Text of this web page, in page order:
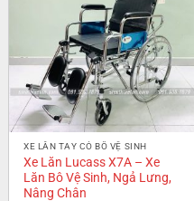
XE LĂN TAY CÓ BÔ VỆ SINH
Xe Lăn Lucass X7A – Xe
Lăn Bô Vệ Sinh, Ngả Lưng,
Nâng Chân